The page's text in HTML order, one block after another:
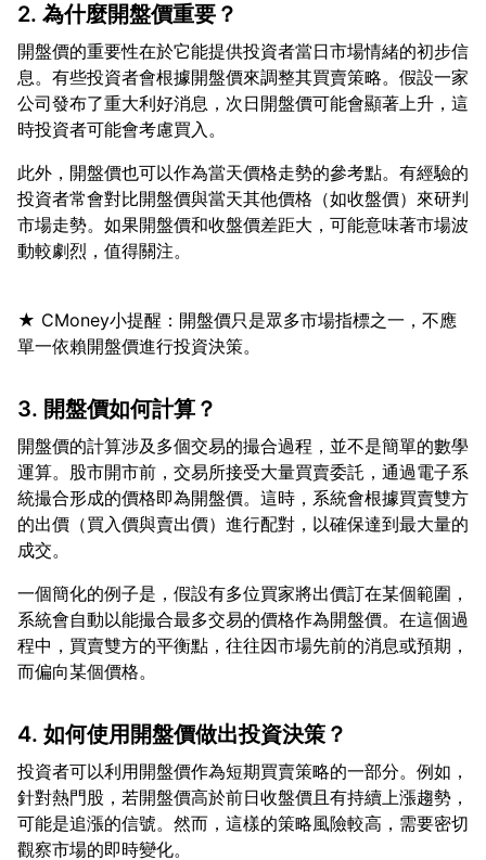
2. 為什麼開盤價重要？
開盤價的重要性在於它能提供投資者當日市場情緒的初步信
息。有些投資者會根據開盤價來調整其買賣策略。假設一家
公司發布了重大利好消息，次日開盤價可能會顯著上升，這
此外，開盤價也可以作為當天價格走勢的參考點。有經驗的
投資者常會對比開盤價與當天其他價格（如收盤價）來研判
市場走勢。如果開盤價和收盤價差距大，可能意味著市場波
★ CMoney小提醒：開盤價只是眾多市場指標之一，不應
3. 開盤價如何計算？
開盤價的計算涉及多個交易的撮合過程，並不是簡單的數學
運算。股市開市前，交易所接受大量買賣委託，通過電子系
統撮合形成的價格即為開盤價。這時，系統會根據買賣雙方
的出價（買入價與賣出價）進行配對，以確保達到最大量的
一個簡化的例子是，假設有多位買家將出價訂在某個範圍，
系統會自動以能撮合最多交易的價格作為開盤價。在這個過
程中，買賣雙方的平衡點，往往因市場先前的消息或預期，
4. 如何使用開盤價做出投資決策？
投資者可以利用開盤價作為短期買賣策略的一部分。例如，
針對熱門股，若開盤價高於前日收盤價且有持續上漲趨勢，
可能是追漲的信號。然而，這樣的策略風險較高，需要密切